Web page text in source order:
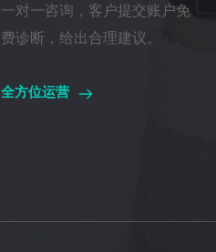
一对一咨询，客户提交账户免
费诊断，给出合理建议。
全方位运营